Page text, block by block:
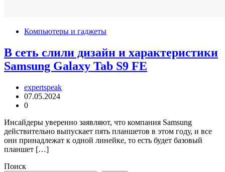
Компьютеры и гаджеты
В сеть слили дизайн и характеристики
Samsung Galaxy Tab S9 FE
expertspeak
07.05.2024
0
Инсайдеры уверенно заявляют, что компания Samsung
действительно выпускает пять планшетов в этом году, и все
они принадлежат к одной линейке, то есть будет базовый
планшет […]
Поиск